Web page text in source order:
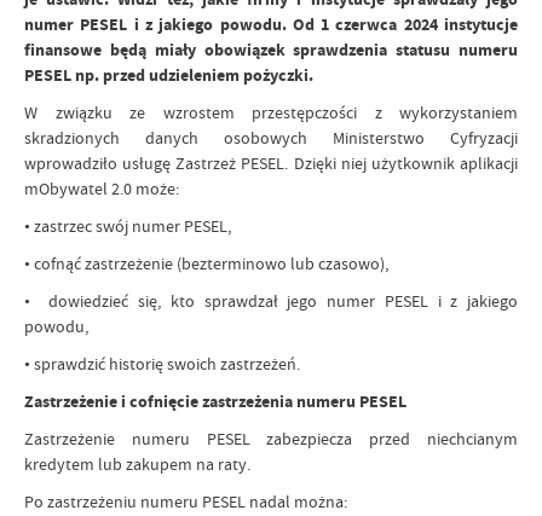
numer PESEL i z jakiego powodu. Od 1 czerwca 2024 instytucje
finansowe będą miały obowiązek sprawdzenia statusu numeru
PESEL np. przed udzieleniem pożyczki.
W związku ze wzrostem przestępczości z wykorzystaniem
skradzionych danych osobowych Ministerstwo Cyfryzacji
wprowadziło usługę Zastrzeż PESEL. Dzięki niej użytkownik aplikacji
mObywatel 2.0 może:
• zastrzec swój numer PESEL,
• cofnąć zastrzeżenie (bezterminowo lub czasowo),
• dowiedzieć się, kto sprawdzał jego numer PESEL i z jakiego
powodu,
• sprawdzić historię swoich zastrzeżeń.
Zastrzeżenie i cofnięcie zastrzeżenia numeru PESEL
Zastrzeżenie numeru PESEL zabezpiecza przed niechcianym
kredytem lub zakupem na raty.
Po zastrzeżeniu numeru PESEL nadal można: